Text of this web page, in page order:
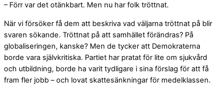
– Förr var det otänkbart. Men nu har folk tröttnat.
När vi försöker få dem att beskriva vad väljarna tröttnat på blir
svaren sökande. Tröttnat på att samhället förändras? På
globaliseringen, kanske? Men de tycker att Demokraterna
borde vara självkritiska. Partiet har pratat för lite om sjukvård
och utbildning, borde ha varit tydligare i sina förslag för att få
fram fler jobb – och lovat skattesänkningar för medelklassen.